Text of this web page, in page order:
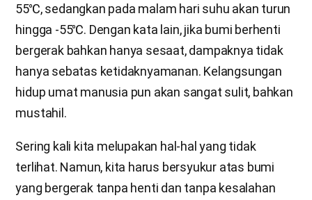
55℃, sedangkan pada malam hari suhu akan turun
hingga -55℃. Dengan kata lain, jika bumi berhenti
bergerak bahkan hanya sesaat, dampaknya tidak
hanya sebatas ketidaknyamanan. Kelangsungan
hidup umat manusia pun akan sangat sulit, bahkan
mustahil.
Sering kali kita melupakan hal-hal yang tidak
terlihat. Namun, kita harus bersyukur atas bumi
yang bergerak tanpa henti dan tanpa kesalahan